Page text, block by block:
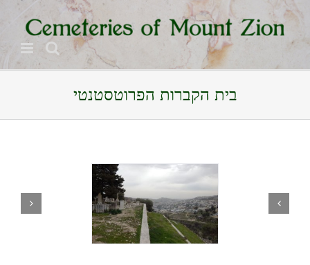
לתוכן
Skip
content
בית הקברות הפרוטסטנטי